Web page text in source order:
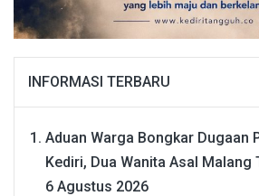
INFORMASI TERBARU
Aduan Warga Bongkar Dugaan
Kediri, Dua Wanita Asal Malang
6 Agustus 2026